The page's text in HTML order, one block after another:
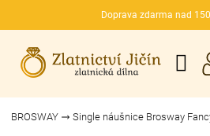
Doprava zdarma nad
CZK
BROSWAY Single náušnice Brosway